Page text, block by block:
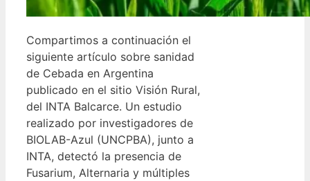
Compartimos a continuación el
siguiente artículo sobre sanidad
de Cebada en Argentina
publicado en el sitio Visión Rural,
del INTA Balcarce. Un estudio
realizado por investigadores de
BIOLAB-Azul (UNCPBA), junto a
INTA, detectó la presencia de
Fusarium, Alternaria y múltiples